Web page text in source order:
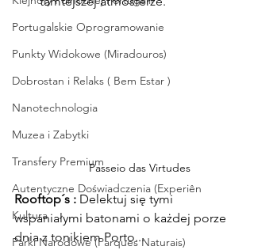
Portugalskie Oprogramowanie
Punkty Widokowe (Miradouros)
Dobrostan i Relaks ( Bem Estar )
Nanotechnologia
Muzea i Zabytki
Transfery Premium
Autentyczne Doświadczenia (Experiên
Kultura
Parki Narodowe (Parques Naturais)
Passeio das Virtudes
Rooftop´s : Delektuj się tymi
wspaniałymi batonami o każdej porze
dnia z tonikiem Porto...